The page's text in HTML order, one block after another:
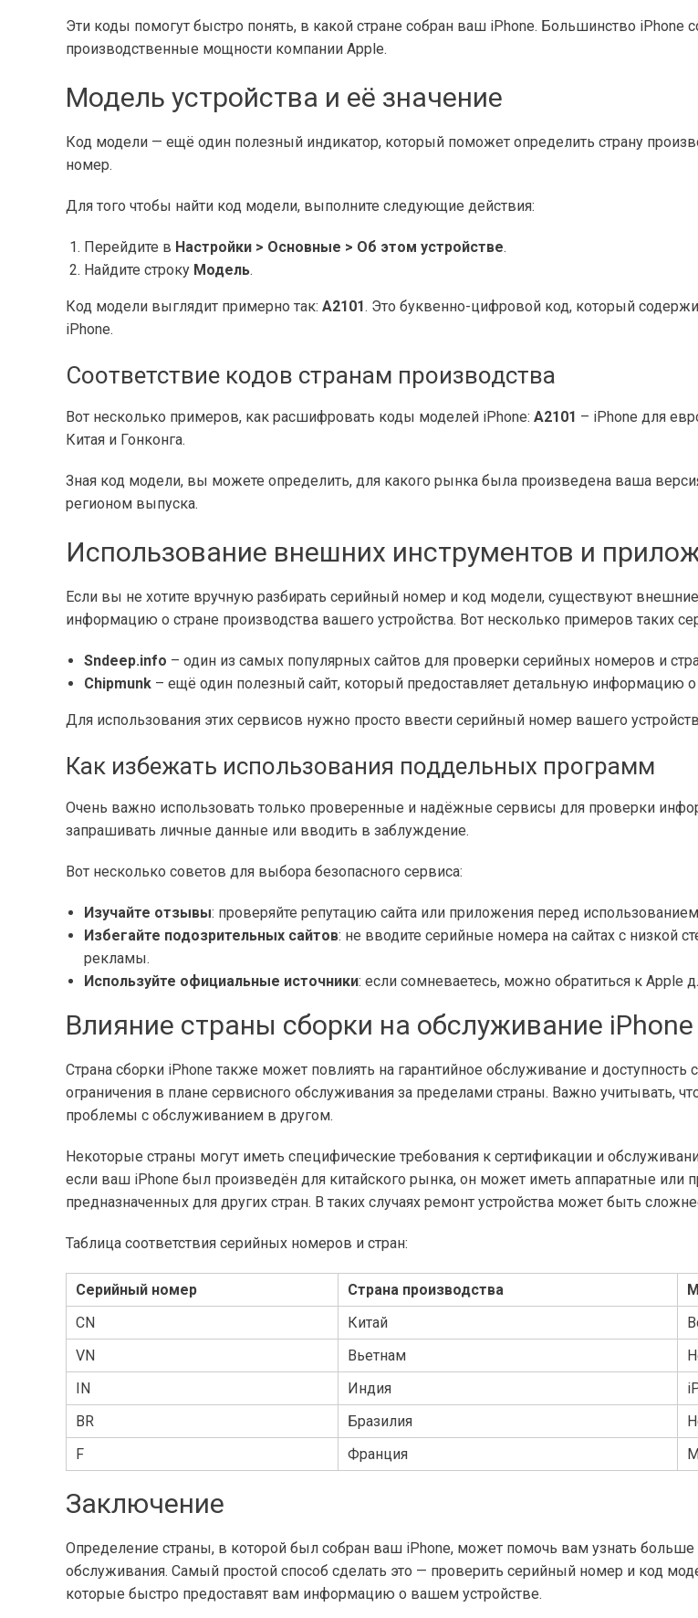
Эти коды помогут быстро понять, в какой стране собран ваш iPhone. Большинство
производственные мощности компании Apple.
Модель устройства и её значение
Код модели — ещё один полезный индикатор, который поможет определить страну
номер.
Для того чтобы найти код модели, выполните следующие действия:
Перейдите в Настройки > Основные > Об этом устройстве.
Найдите строку Модель.
Код модели выглядит примерно так: A2101. Это буквенно-цифровой код, который
iPhone.
Соответствие кодов странам производства
Вот несколько примеров, как расшифровать коды моделей iPhone: A2101 – iPhone для
Китая и Гонконга.
Зная код модели, вы можете определить, для какого рынка была произведена ваша
регионом выпуска.
Использование внешних инструментов и
Если вы не хотите вручную разбирать серийный номер и код модели, существуют
информацию о стране производства вашего устройства. Вот несколько примеров таких
Sndeep.info – один из самых популярных сайтов для проверки серийных номеров и
Chipmunk – ещё один полезный сайт, который предоставляет детальную информацию
Для использования этих сервисов нужно просто ввести серийный номер вашего
Как избежать использования поддельных программ
Очень важно использовать только проверенные и надёжные сервисы для проверки
запрашивать личные данные или вводить в заблуждение.
Вот несколько советов для выбора безопасного сервиса:
Изучайте отзывы: проверяйте репутацию сайта или приложения перед
Избегайте подозрительных сайтов: не вводите серийные номера на сайтах с низкой
рекламы.
Используйте официальные источники: если сомневаетесь, можно обратиться к Apple
Влияние страны сборки на обслуживание iPhone
Страна сборки iPhone также может повлиять на гарантийное обслуживание и
ограничения в плане сервисного обслуживания за пределами страны. Важно учитывать,
проблемы с обслуживанием в другом.
Некоторые страны могут иметь специфические требования к сертификации и
если ваш iPhone был произведён для китайского рынка, он может иметь аппаратные или
предназначенных для других стран. В таких случаях ремонт устройства может быть
Таблица соответствия серийных номеров и стран:
Серийный номер Страна производства
CN
Китай
VN
Вьетнам
IN
Индия
BR
Бразилия
F
Франция
Заключение
Определение страны, в которой был собран ваш iPhone, может помочь вам узнать больше
обслуживания. Самый простой способ сделать это — проверить серийный номер и код
которые быстро предоставят вам информацию о вашем устройстве.